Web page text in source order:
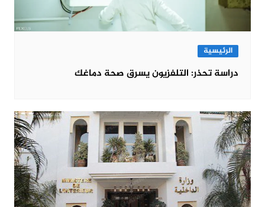
الرئيسية
دراسة تحذر: التلفزيون يسرق صحة دماغك